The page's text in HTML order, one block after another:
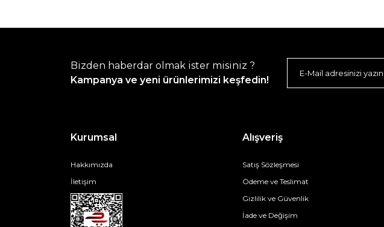
Bizden haberdar olmak ister misiniz ?
Kampanya ve yeni ürünlerimizi keşfedin!
Kurumsal
Hakkımızda
İletişim
Alışveriş
Satış Sözleşmesi
Ödeme ve Teslimat
Gizlilik ve Güvenlik
İade ve Değişim